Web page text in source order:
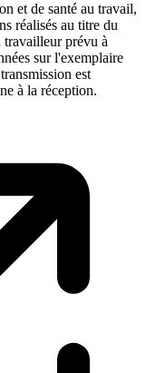
et de santé au travail,
réalisés au titre du
prévu à
sur l'exemplaire
est
à la réception.